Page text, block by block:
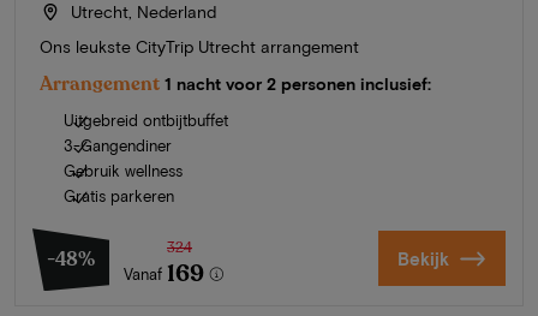
Utrecht, Nederland
Ons leukste CityTrip Utrecht arrangement
Arrangement 1 nacht voor 2 personen inclusief:
Uitgebreid ontbijtbuffet
3-Gangendiner
Gebruik wellness
Gratis parkeren
-48%
Vanaf
324
169 Bekijk